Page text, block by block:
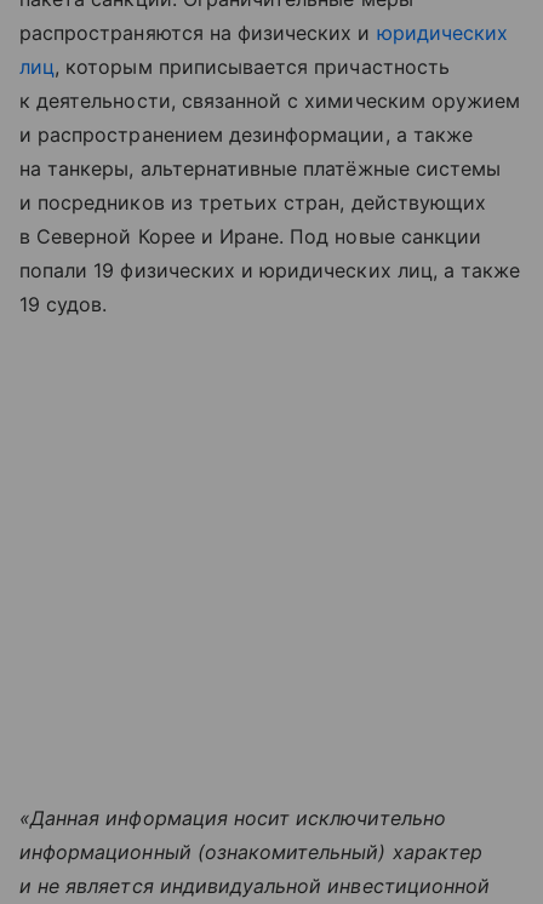
распространяются на физических и юридических
лиц, которым приписывается причастность
к деятельности, связанной с химическим оружием
и распространением дезинформации, а также
на танкеры, альтернативные платёжные системы
и посредников из третьих стран, действующих
в Северной Корее и Иране. Под новые санкции
попали 19 физических и юридических лиц, а также
19 судов.
«Данная информация носит исключительно
информационный (ознакомительный) характер
и не является индивидуальной инвестиционной